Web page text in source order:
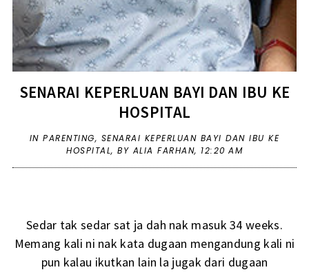
SENARAI KEPERLUAN BAYI DAN IBU KE
HOSPITAL
INPARENTING, SENARAI KEPERLUAN BAYI DAN IBU KE
HOSPITAL, BY ALIA FARHAN, 12:20 AM
Sedar tak sedar sat ja dah nak masuk 34 weeks.
Memang kali ni nak kata dugaan mengandung kali ni
pun kalau ikutkan lain la jugak dari dugaan